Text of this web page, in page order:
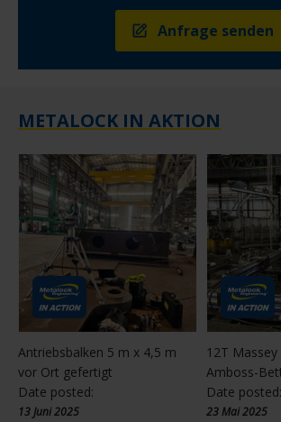
Anfrage senden
METALOCK IN AKTION
Antriebsbalken 5 m x 4,5 m
vor Ort gefertigt
Date posted:
13 Juni 2025
12T
Amboss-
Date posted:
23 Mai 2025